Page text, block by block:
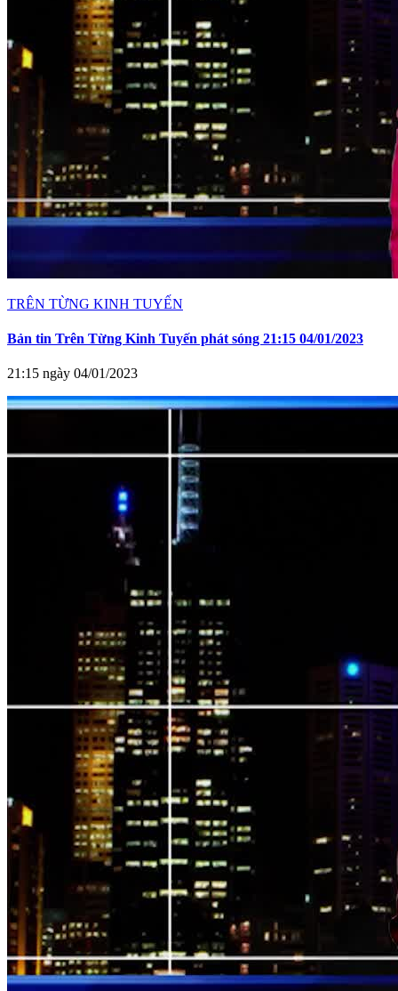
TRÊN TỪNG KINH TUYẾN
Bản tin Trên Từng Kinh Tuyến phát sóng 21:15 04/01/2023
21:15 ngày 04/01/2023